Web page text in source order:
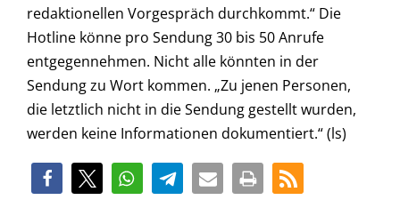
redaktionellen Vorgespräch durchkommt.“ Die
Hotline könne pro Sendung 30 bis 50 Anrufe
entgegennehmen. Nicht alle könnten in der
Sendung zu Wort kommen. „Zu jenen Personen,
die letztlich nicht in die Sendung gestellt wurden,
werden keine Informationen dokumentiert.“ (ls)